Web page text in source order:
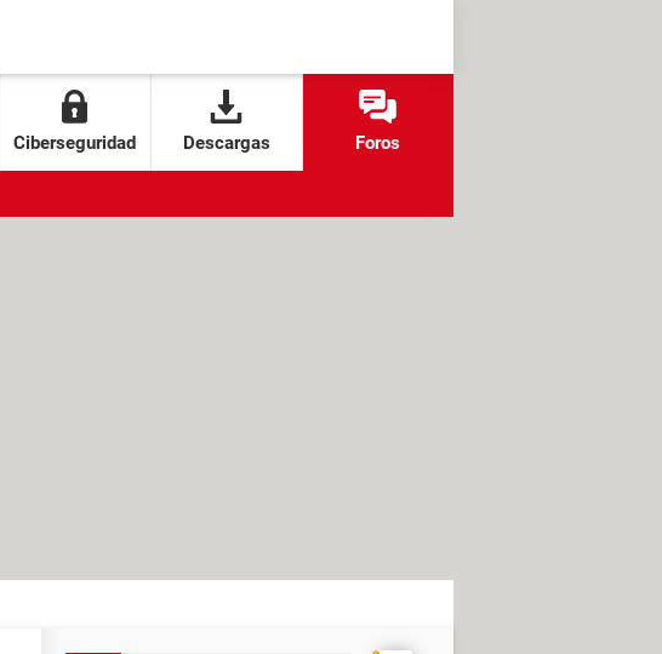
Ciberseguridad Descargas Foros